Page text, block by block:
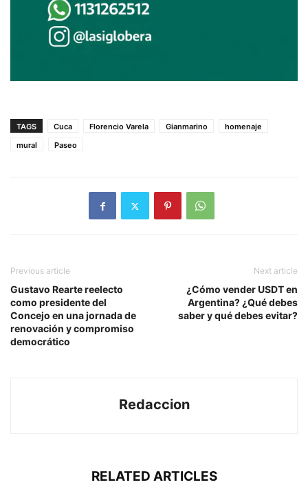
TAGS Cuca Florencio Varela Gianmarino
homenaje
mural
Paseo
Previous article
Gustavo Rearte reelecto
como presidente del
Concejo en una jornada de
renovación y compromiso
democrático
Next article
¿Cómo vender USDT en
Argentina? ¿Qué debes
saber y qué debes evitar?
Redaccion
RELATED ARTICLES